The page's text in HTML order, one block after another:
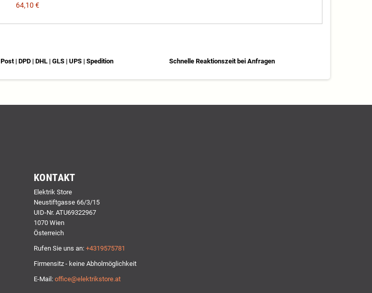
64,10 €
Post | DPD | DHL | GLS | UPS | Spedition Schnelle Reaktionszeit bei Anfragen
KONTAKT
Elektrik Store
Neustiftgasse 66/3/15
UID-Nr. ATU69322967
1070 Wien
Österreich
Rufen Sie uns an: +4319575781
Firmensitz - keine Abholmöglichkeit
E-Mail: office@elektrikstore.at